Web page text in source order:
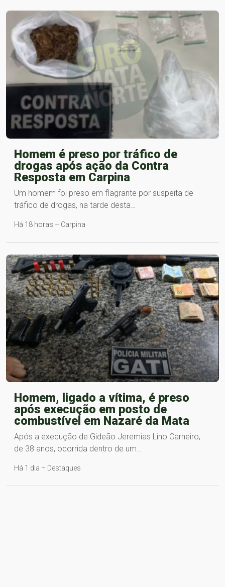
Homem é preso por tráfico de
drogas após ação da Contra
Resposta em Carpina
Um homem foi preso em flagrante por suspeita de
tráfico de drogas, na tarde desta…
Há 18 horas – Carpina
Homem, ligado a vítima, é preso
após execução em posto de
combustível em Nazaré da Mata
Após a execução de Gideão Jeremias Lino Carneiro,
de 38 anos, ocorrida dentro de um…
Há 1 dia – Destaques